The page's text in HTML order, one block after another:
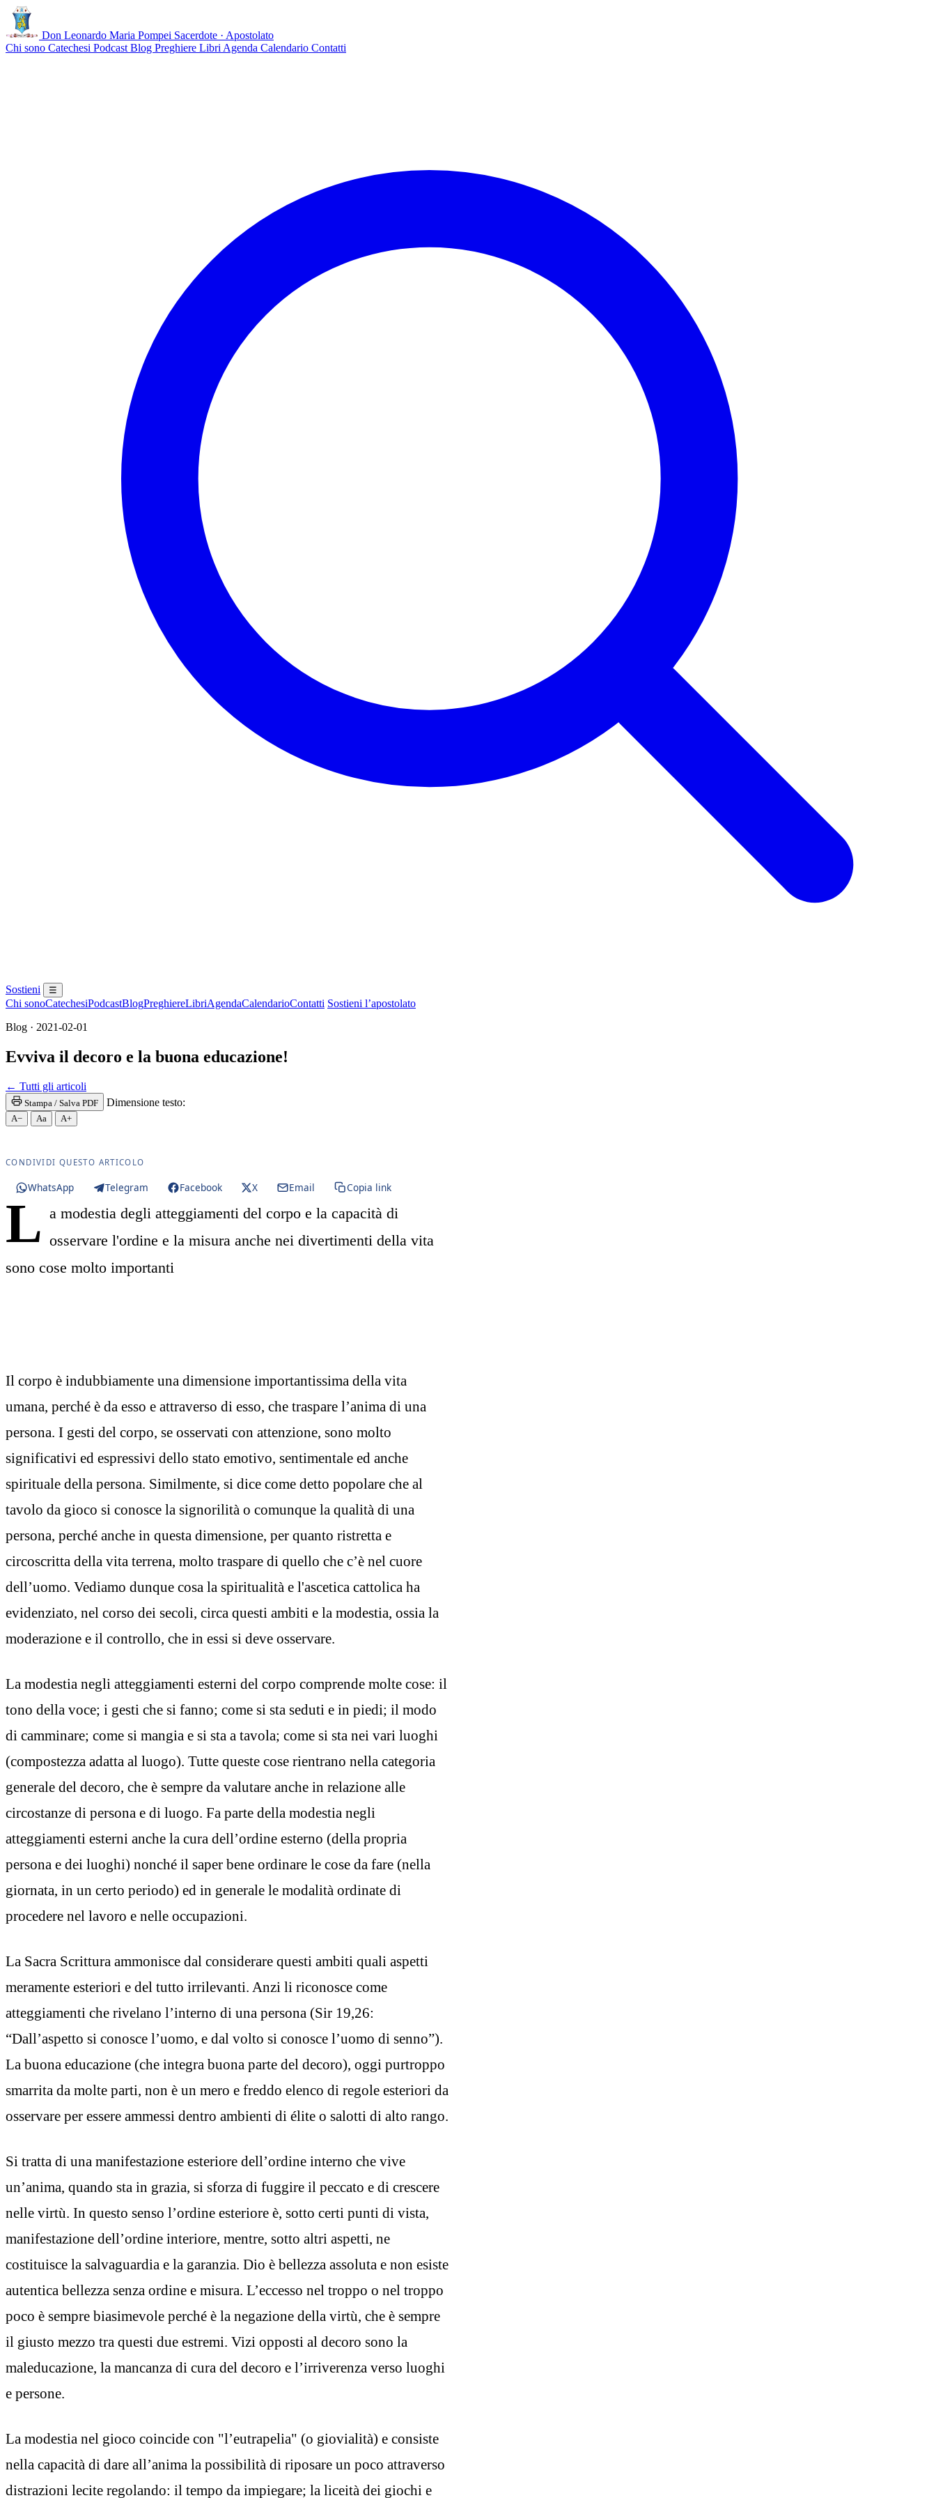
Don Leonardo Maria Pompei Sacerdote · Apostolato
Chi sono Catechesi Podcast Blog Preghiere Libri Agenda Calendario Contatti
Sostieni ☰
Chi sonoCatechesiPodcastBlogPreghiereLibriAgendaCalendarioContatti Sostieni l’apostolato
Blog · 2021-02-01
Evviva il decoro e la buona educazione!
← Tutti gli articoli
Stampa / Salva PDF Dimensione testo:
A− Aa A+
CONDIVIDI QUESTO ARTICOLO
WhatsApp Telegram Facebook X Email Copia link
L a modestia degli atteggiamenti del corpo e la capacità di
osservare l'ordine e la misura anche nei divertimenti della vita
sono cose molto importanti
Il corpo è indubbiamente una dimensione importantissima della vita
umana, perché è da esso e attraverso di esso, che traspare l’anima di una
persona. I gesti del corpo, se osservati con attenzione, sono molto
significativi ed espressivi dello stato emotivo, sentimentale ed anche
spirituale della persona. Similmente, si dice come detto popolare che al
tavolo da gioco si conosce la signorilità o comunque la qualità di una
persona, perché anche in questa dimensione, per quanto ristretta e
circoscritta della vita terrena, molto traspare di quello che c’è nel cuore
dell’uomo. Vediamo dunque cosa la spiritualità e l'ascetica cattolica ha
evidenziato, nel corso dei secoli, circa questi ambiti e la modestia, ossia la
moderazione e il controllo, che in essi si deve osservare.
La modestia negli atteggiamenti esterni del corpo comprende molte cose: il
tono della voce; i gesti che si fanno; come si sta seduti e in piedi; il modo
di camminare; come si mangia e si sta a tavola; come si sta nei vari luoghi
(compostezza adatta al luogo). Tutte queste cose rientrano nella categoria
generale del decoro, che è sempre da valutare anche in relazione alle
circostanze di persona e di luogo. Fa parte della modestia negli
atteggiamenti esterni anche la cura dell’ordine esterno (della propria
persona e dei luoghi) nonché il saper bene ordinare le cose da fare (nella
giornata, in un certo periodo) ed in generale le modalità ordinate di
procedere nel lavoro e nelle occupazioni.
La Sacra Scrittura ammonisce dal considerare questi ambiti quali aspetti
meramente esteriori e del tutto irrilevanti. Anzi li riconosce come
atteggiamenti che rivelano l’interno di una persona (Sir 19,26:
“Dall’aspetto si conosce l’uomo, e dal volto si conosce l’uomo di senno”).
La buona educazione (che integra buona parte del decoro), oggi purtroppo
smarrita da molte parti, non è un mero e freddo elenco di regole esteriori da
osservare per essere ammessi dentro ambienti di élite o salotti di alto rango.
Si tratta di una manifestazione esteriore dell’ordine interno che vive
un’anima, quando sta in grazia, si sforza di fuggire il peccato e di crescere
nelle virtù. In questo senso l’ordine esteriore è, sotto certi punti di vista,
manifestazione dell’ordine interiore, mentre, sotto altri aspetti, ne
costituisce la salvaguardia e la garanzia. Dio è bellezza assoluta e non esiste
autentica bellezza senza ordine e misura. L’eccesso nel troppo o nel troppo
poco è sempre biasimevole perché è la negazione della virtù, che è sempre
il giusto mezzo tra questi due estremi. Vizi opposti al decoro sono la
maleducazione, la mancanza di cura del decoro e l’irriverenza verso luoghi
e persone.
La modestia nel gioco coincide con "l’eutrapelia" (o giovialità) e consiste
nella capacità di dare all’anima la possibilità di riposare un poco attraverso
distrazioni lecite regolando: il tempo da impiegare; la liceità dei giochi e